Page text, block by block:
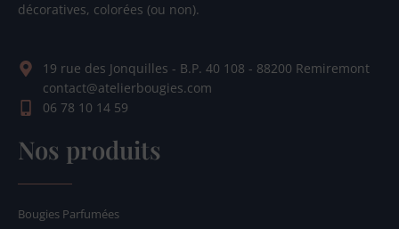
décoratives, colorées (ou non).
19 rue des Jonquilles - B.P. 40 108 - 88200 Remiremont
contact@atelierbougies.com
06 78 10 14 59
Nos produits
Bougies Parfumées